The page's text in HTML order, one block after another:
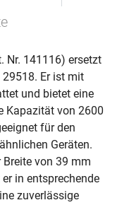
Nr. 141116) ersetzt
29518. Er ist mit
und bietet eine
Kapazität von 2600
für den
Geräten.
von 39 mm
in entsprechende
zuverlässige